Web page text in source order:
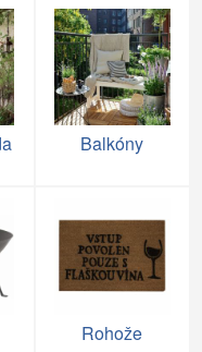
Balkóny
Rohože